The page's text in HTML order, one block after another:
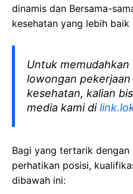
dinamis dan Bersama-
kesehatan yang lebih baik
Untuk
lowongan
kesehatan, kalian
media kami di
Bagi yang tertarik
perhatikan posisi,
dibawah ini: